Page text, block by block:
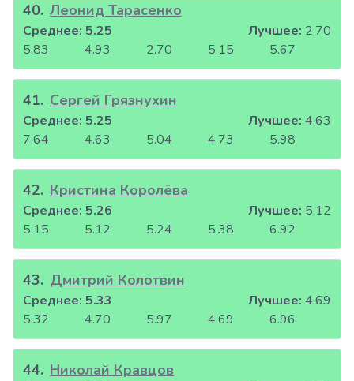
40. Леонид Тарасенко
5.83 4.93 2.70 5.15 5.67
Среднее: 5.25 Лучшее: 2.70
41. Сергей Грязнухин
7.64 4.63 5.04 4.73 5.98
Среднее: 5.25 Лучшее: 4.63
42. Кристина Королёва
5.15 5.12 5.24 5.38 6.92
Среднее: 5.26 Лучшее: 5.12
43. Дмитрий Колотвин
5.32 4.70 5.97 4.69 6.96
Среднее: 5.33 Лучшее: 4.69
44. Николай Кравцов